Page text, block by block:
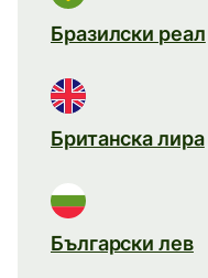
Бразилски реал
Британска лира
Български лев